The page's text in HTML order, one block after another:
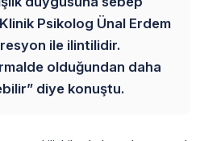
Psikolog Ünal Erdem
ile ilintilidir.
olduğundan daha
diye konuştu.